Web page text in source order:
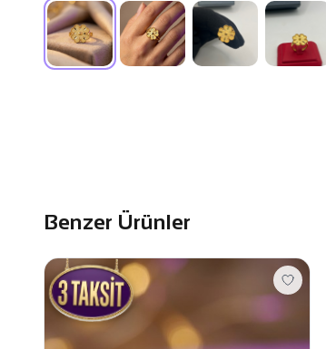
Benzer Ürünler